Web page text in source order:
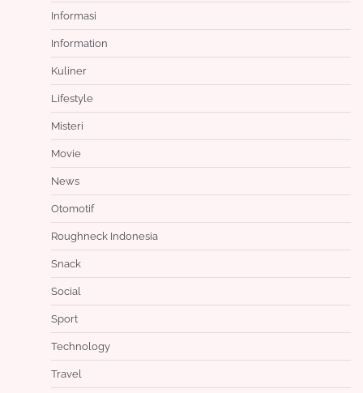
Informasi
Information
Kuliner
Lifestyle
Misteri
Movie
News
Otomotif
Roughneck Indonesia
Snack
Social
Sport
Technology
Travel